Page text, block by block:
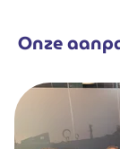
Onze